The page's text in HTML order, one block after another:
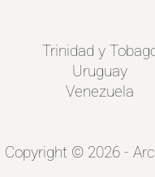
Trinidad y
Uruguay
Venezuela
Copyright © 2026 -